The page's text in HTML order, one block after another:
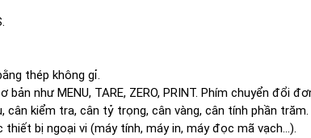
thép không gỉ.
như MENU, TARE, ZERO, PRINT. Phím chuyển đổi
cân kiểm tra, cân tỷ trọng, cân vàng, cân tính phần trăm.
thiết bị ngoại vi (máy tính, máy in, máy đọc mã vạch…).